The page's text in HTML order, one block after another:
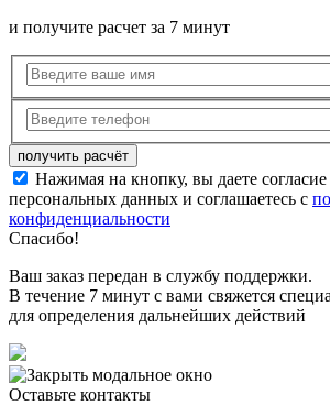
и получите расчет за 7 минут
Нажимая на кнопку, вы даете
персональных данных и соглашаетесь с
конфиденциальности
Спасибо!
Ваш заказ передан в службу поддержки.
В течение 7 минут с вами свяжется
для определения дальнейших действий
Оставьте контакты